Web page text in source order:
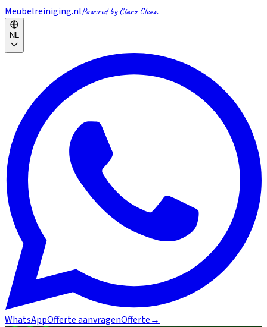
Meubelreiniging.nlPowered by Claro Clean
NL
WhatsAppOfferte aanvragenOfferte→